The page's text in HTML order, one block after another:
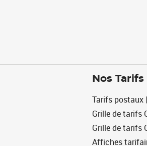
Nos Tarifs
Tarifs postaux
Grille de tarifs
Grille de tarifs
Affiches